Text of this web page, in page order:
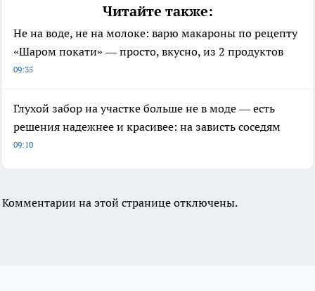
Читайте также:
Не на воде, не на молоке: варю макароны по рецепту
«Шаром покати» — просто, вкусно, из 2 продуктов
09:35
Глухой забор на участке больше не в моде — есть
решения надежнее и красивее: на зависть соседям
09:10
Комментарии на этой странице отключены.